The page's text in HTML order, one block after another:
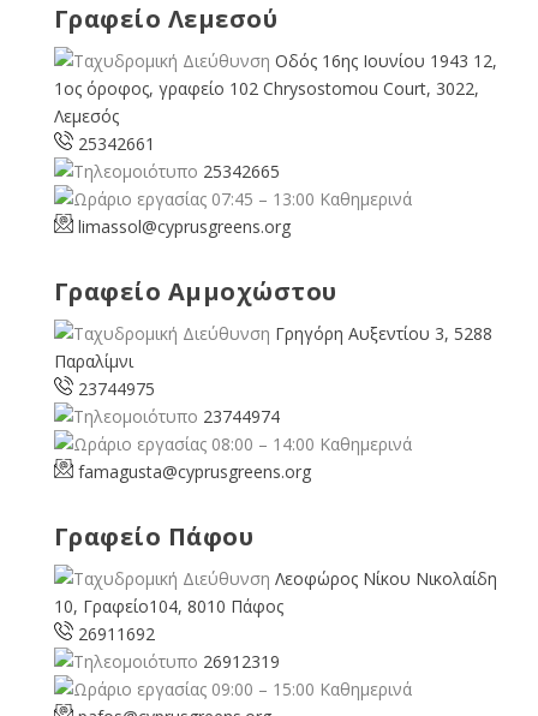
Γραφείο Λεμεσού
Οδός 16ης Ιουνίου 1943 12,
1ος όροφος, γραφείο 102 Chrysostomou Court, 3022,
Λεμεσός
25342661
25342665
07:45 – 13:00 Καθημερινά
limassol@cyprusgreens.org
Γραφείο Αμμοχώστου
Γρηγόρη Αυξεντίου 3, 5288
Παραλίμνι
23744975
23744974
08:00 – 14:00 Καθημερινά
famagusta@cyprusgreens.org
Γραφείο Πάφου
Λεοφώρος Νίκου Νικολαίδη
10, Γραφείο104, 8010 Πάφος
26911692
26912319
09:00 – 15:00 Καθημερινά